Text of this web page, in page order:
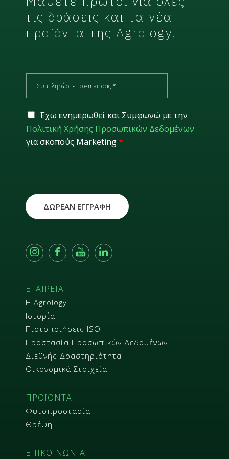
τις δράσεις και τα νέα
προϊόντα της Agrology.
ΕΤΑΙΡΕΙΑ
Η Agrology
Ιστορία
Πιστοποιήσεις ISO
Προστασία Προσωπικών Δεδομένων
Διεθνής Δραστηριότητα
Οικονομικά Στοιχεία
ΠΡΟΪΟΝΤΑ
Φυτοπροστασία
Θρέψη
ΕΠΙΚΟΙΝΩΝΙΑ
a
l
*
G
D
P
R
Έχω ενημερωθεί και Συμφωνώ με την
Πολιτική Χρήσης Προσωπικών Δεδομένων
για σκοπούς Marketing*
ΔΩΡΕΑΝ ΕΓΓΡΑΦΗ